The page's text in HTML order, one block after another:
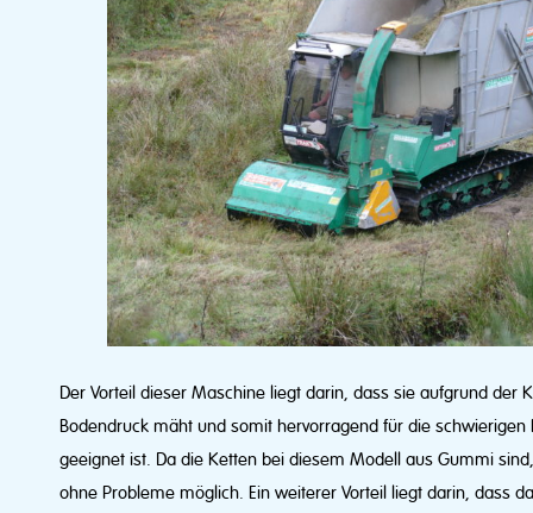
Der Vorteil dieser Maschine liegt darin, dass sie aufgrund der
Bodendruck mäht und somit hervorragend für die schwierigen
geeignet ist. Da die Ketten bei diesem Modell aus Gummi
ohne Probleme möglich. Ein weiterer Vorteil liegt darin, dass